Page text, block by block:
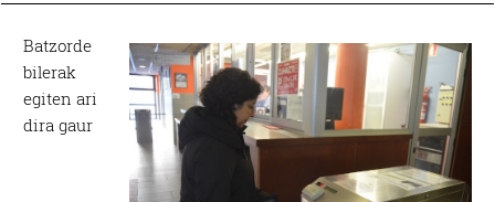
Batzorde
bilerak
egiten ari
dira gaur